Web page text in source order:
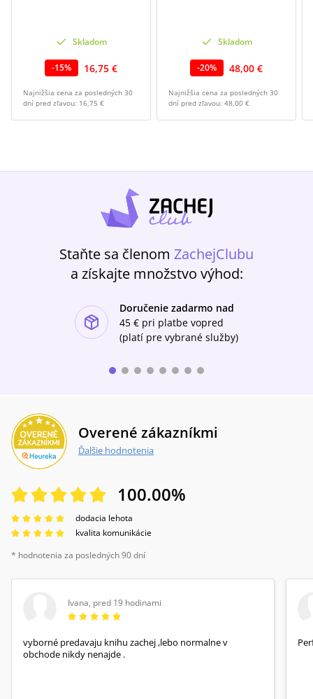
Skladom
-15% 16,75 €
Najnižšia cena za posledných 30
dní pred zľavou: 16,75 €
Skladom
-20% 48,00 €
Najnižšia cena za posledných 30
dní pred zľavou: 48,00 €
Staňte sa členom ZachejClubu
a získajte množstvo výhod:
Doručenie zadarmo nad
45 € pri platbe vopred
(platí pre vybrané služby)
Overené zákazníkmi
Ďalšie hodnotenia
100.00%
dodacia lehota
kvalita komunikácie
* hodnotenia za posledných 90 dní
Ivana, pred 19 hodinami
vyborné predavaju knihu zachej ,lebo normalne v
obchode nikdy nenajde .